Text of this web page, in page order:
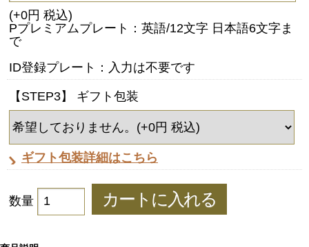
(+0円 税込)
Pプレミアムプレート：英語/12文字 日本語6文字ま
で
ID登録プレート：入力は不要です
【STEP3】 ギフト包装
ギフト包装詳細はこちら
数量